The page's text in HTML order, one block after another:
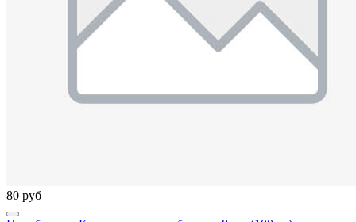
80 руб